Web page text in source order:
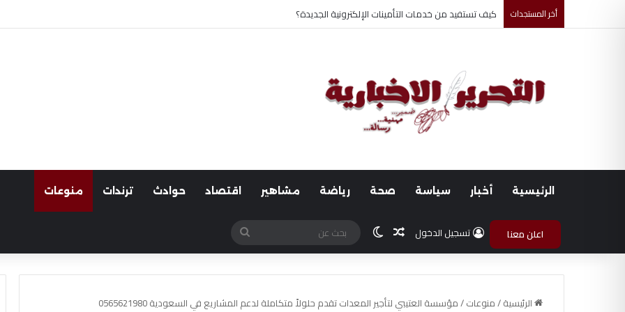
أخر المستجدات
أحمد جابر حسين طه معلم القرآن لغير الناطقين من أسوان
الرئيسية أخبار سياسة صحة رياضة مشاهير اقتصاد حوادث ترندات منوعات
اعلن معنا تسجيل الدخول مقال عشوائي
الوضع المظلم
بحث
عن
الرئيسية/منوعات/مؤسسة العتيبي لتأجير المعدات تقدم حلولاً متكاملة لدعم المشاريع في السعودية 0565621980